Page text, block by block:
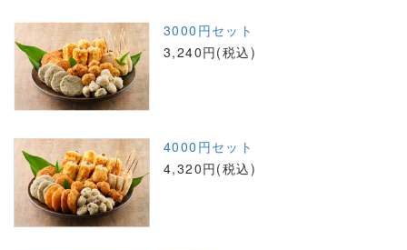
3000円セット
3,240円(税込)
4000円セット
4,320円(税込)